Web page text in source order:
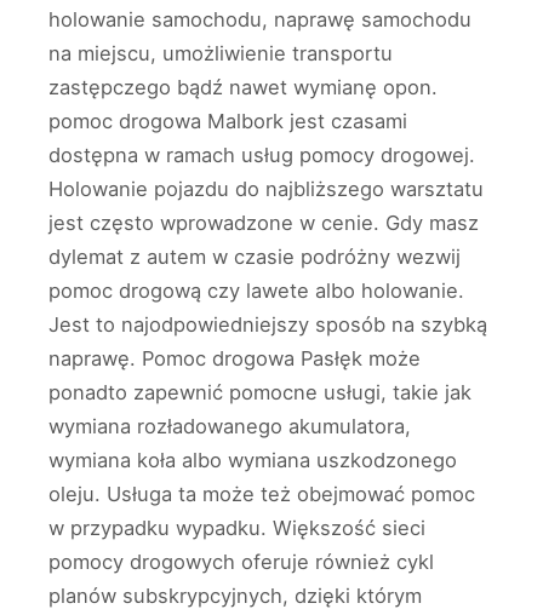
holowanie samochodu, naprawę samochodu
na miejscu, umożliwienie transportu
zastępczego bądź nawet wymianę opon.
pomoc drogowa Malbork jest czasami
dostępna w ramach usług pomocy drogowej.
Holowanie pojazdu do najbliższego warsztatu
jest często wprowadzone w cenie. Gdy masz
dylemat z autem w czasie podróżny wezwij
pomoc drogową czy lawete albo holowanie.
Jest to najodpowiedniejszy sposób na szybką
naprawę. Pomoc drogowa Pasłęk może
ponadto zapewnić pomocne usługi, takie jak
wymiana rozładowanego akumulatora,
wymiana koła albo wymiana uszkodzonego
oleju. Usługa ta może też obejmować pomoc
w przypadku wypadku. Większość sieci
pomocy drogowych oferuje również cykl
planów subskrypcyjnych, dzięki którym